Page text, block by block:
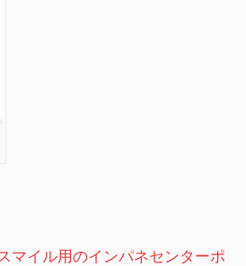
マイル用のインパネセンターポ